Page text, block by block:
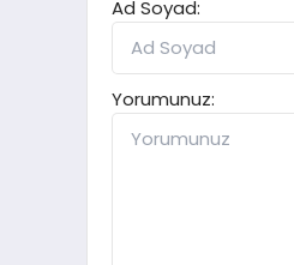
Ad Soyad:
Yorumunuz: